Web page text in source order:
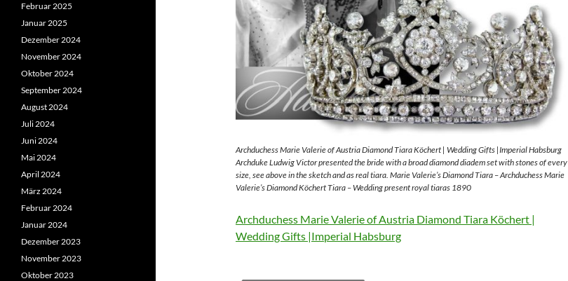
Archduchess Marie Valerie of Austria Diamond Tiara Köchert | Wedding Gifts |Imperial Habsburg
Archduke Ludwig Victor presented the bride with a broad diamond diadem set with stones of every
size, see above in the sketch and as real tiara. Marie Valerie’s Diamond Tiara – Archduchess Marie
Valerie’s Diamond Köchert Tiara – Wedding present royal tiaras 1890
Archduchess Marie Valerie of Austria Diamond Tiara Köchert |
Wedding Gifts |Imperial Habsburg
Februar 2025
Januar 2025
Dezember 2024
November 2024
Oktober 2024
September 2024
August 2024
Juli 2024
Juni 2024
Mai 2024
April 2024
März 2024
Februar 2024
Januar 2024
Dezember 2023
November 2023
Oktober 2023